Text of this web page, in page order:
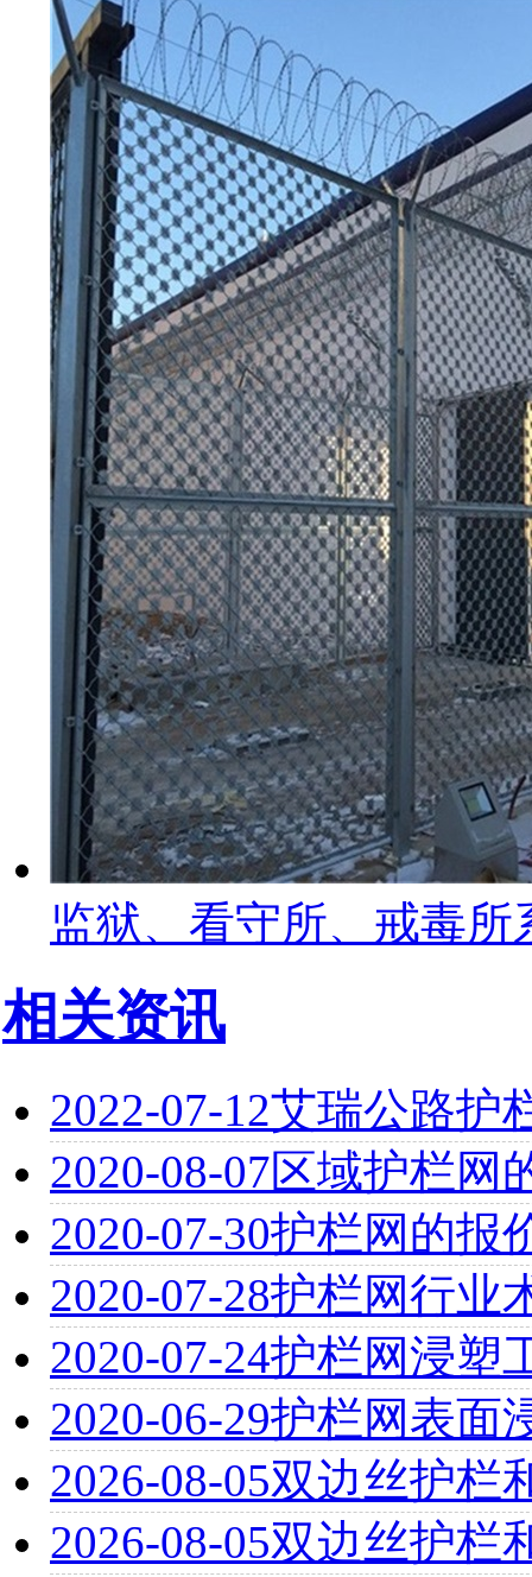
监狱、看守所、戒毒
相关资讯
2022-07-12艾瑞公路护
2020-08-07区域护栏网
2020-07-30护栏网的报
2020-07-28护栏网行业
2020-07-24护栏网浸塑
2020-06-29护栏网表面
2026-08-05双边丝护栏
2026-08-05双边丝护栏